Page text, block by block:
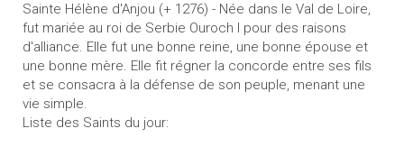
Sainte Hélène d'Anjou (+ 1276) - Née dans le Val de Loire,
fut mariée au roi de Serbie Ouroch I pour des raisons
d'alliance. Elle fut une bonne reine, une bonne épouse et
une bonne mère. Elle fit régner la concorde entre ses fils
et se consacra à la défense de son peuple, menant une
vie simple.
Liste des Saints du jour: